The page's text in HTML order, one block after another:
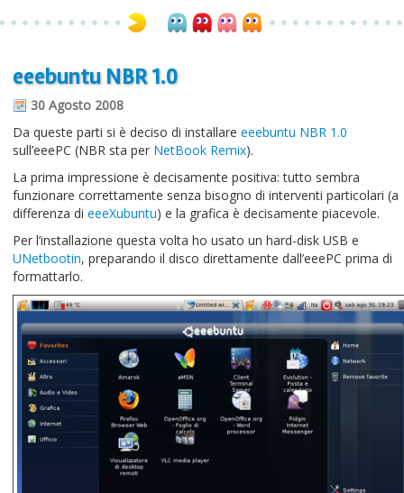
eeebuntu NBR 1.0
30 Agosto 2008
Da queste parti si è deciso di installare eeebuntu NBR 1.0
sull’eeePC (NBR sta per NetBook Remix).
La prima impressione è decisamente positiva: tutto sembra
funzionare correttamente senza bisogno di interventi particolari (a
differenza di eeeXubuntu) e la grafica è decisamente piacevole.
Per l’installazione questa volta ho usato un hard-disk USB e
UNetbootin, preparando il disco direttamente dall’eeePC prima di
formattarlo.